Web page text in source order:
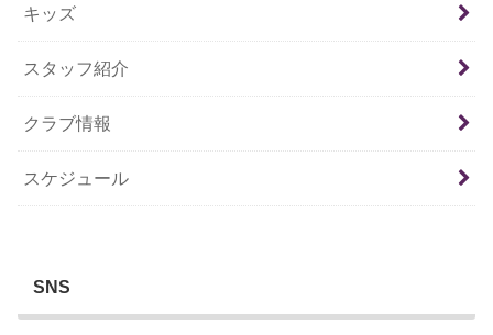
キッズ
スタッフ紹介
クラブ情報
スケジュール
SNS